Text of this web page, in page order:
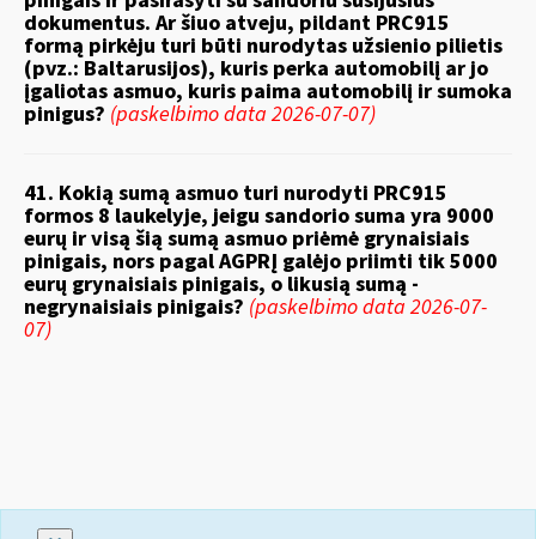
dokumentus. Ar šiuo atveju, pildant PRC915
formą pirkėju turi būti nurodytas užsienio pilietis
(pvz.: Baltarusijos), kuris perka automobilį ar jo
įgaliotas asmuo, kuris paima automobilį ir sumoka
pinigus? (paskelbimo data 2026-07-07)
41. Kokią sumą asmuo turi nurodyti PRC915
formos 8 laukelyje, jeigu sandorio suma yra 9000
eurų ir visą šią sumą asmuo priėmė grynaisiais
pinigais, nors pagal AGPRĮ galėjo priimti tik 5000
eurų grynaisiais pinigais, o likusią sumą -
negrynaisiais pinigais? (paskelbimo data 2026-07-
07)